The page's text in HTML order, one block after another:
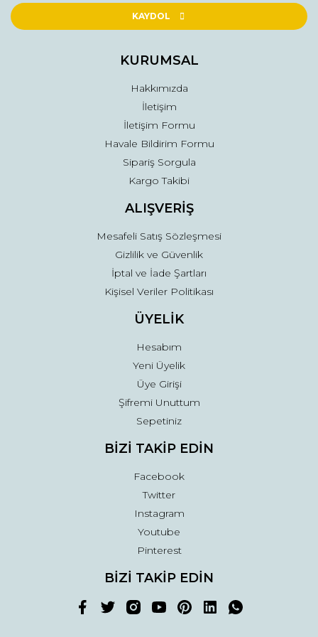
Ürün açıklamasında eksik bilgiler bulunuyor.
Ürün fiyatı diğer sitelerden daha pahalı.
Gönder
KAYDOL
KURUMSAL
Hakkımızda
İletişim
İletişim Formu
Havale Bildirim Formu
Sipariş Sorgula
Kargo Takibi
ALIŞVERİŞ
Mesafeli Satış Sözleşmesi
Gizlilik ve Güvenlik
İptal ve İade Şartları
Kişisel Veriler Politikası
ÜYELİK
Hesabım
Yeni Üyelik
Üye Girişi
Şifremi Unuttum
Sepetiniz
BİZİ TAKİP EDİN
Facebook
Twitter
Instagram
Youtube
Pinterest
BİZİ TAKİP EDİN